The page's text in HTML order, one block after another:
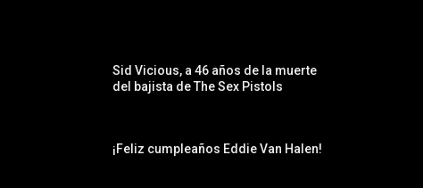
Sid Vicious, a 46 años de la muerte
del bajista de The Sex Pistols
¡Feliz cumpleaños Eddie Van Halen!